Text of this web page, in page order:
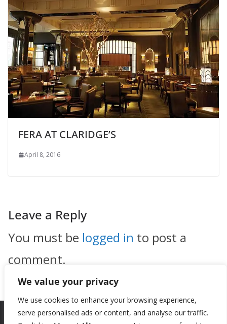
We value your privacy
We use cookies to enhance your browsing experience,
serve personalised ads or content, and analyse our traffic.
FERA AT CLARIDGE’S
April 8, 2016
Leave a Reply
You must be logged in to post a
comment.